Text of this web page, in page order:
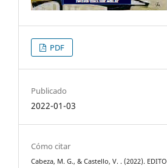
PDF
Publicado
2022-01-03
Cómo citar
Cabeza, M. G., & Castello, V. . (2022).